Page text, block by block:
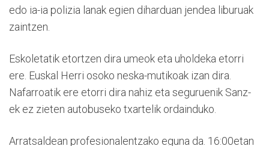
edo ia-ia polizia lanak egien diharduan jendea liburuak
zaintzen.
Eskoletatik etortzen dira umeok eta uholdeka etorri
ere. Euskal Herri osoko neska-mutikoak izan dira.
Nafarroatik ere etorri dira nahiz eta seguruenik Sanz-
ek ez zieten autobuseko txartelik ordainduko.
Arratsaldean profesionalentzako eguna da. 16:00etan